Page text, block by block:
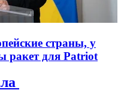
страны, у
ракет для Patriot